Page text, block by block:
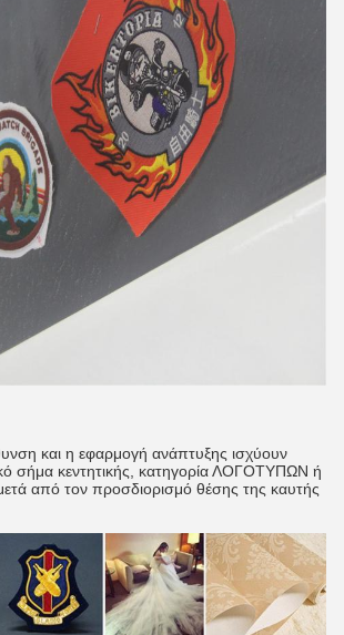
και η εφαρμογή ανάπτυξης ισχύουν
σήμα κεντητικής, κατηγορία ΛΟΓΟΤΥΠΩΝ ή
από τον προσδιορισμό θέσης της καυτής